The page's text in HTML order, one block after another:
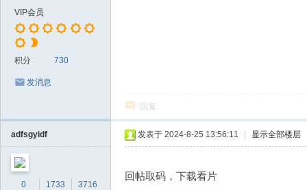
VIP会员
积分 730
发消息
回复
adfsgyidf
0
1733
3716
发表于 2024-8-25 13:56:11 显示全部楼层
回帖取码，下载看片